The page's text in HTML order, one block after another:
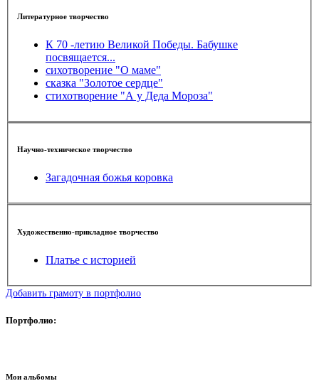
Литературное творчество
К 70 -летию Великой Победы. Бабушке
посвящается...
сихотворение "О маме"
сказка "Золотое сердце"
стихотворение "А у Деда Мороза"
Научно-техническое творчество
Загадочная божья коровка
Художественно-прикладное творчество
Платье с историей
Добавить грамоту в портфолио
Портфолио:
Мои альбомы